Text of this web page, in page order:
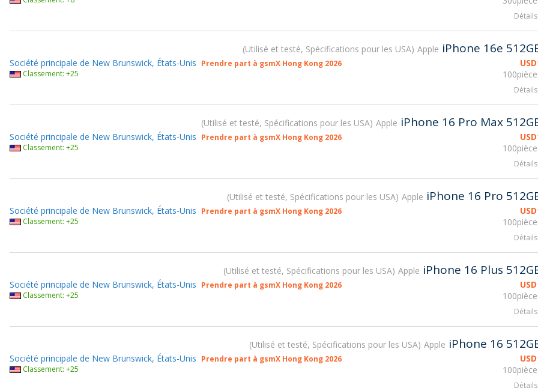
Détails
Utilisé et testé, Spécifications pour les USA Apple iPhone 16e
USD
Société principale de New Brunswick, États-Unis Prendre part à gsmX Hong Kong 2026
Classement: +25
Détails
Utilisé et testé, Spécifications pour les USA Apple iPhone 16 Pro Max
USD
Société principale de New Brunswick, États-Unis Prendre part à gsmX Hong Kong 2026
Classement: +25
Détails
Utilisé et testé, Spécifications pour les USA Apple iPhone 16 Pro
USD
Société principale de New Brunswick, États-Unis Prendre part à gsmX Hong Kong 2026
Classement: +25
Détails
Utilisé et testé, Spécifications pour les USA Apple iPhone 16 Plus
USD
Société principale de New Brunswick, États-Unis Prendre part à gsmX Hong Kong 2026
Classement: +25
Détails
Utilisé et testé, Spécifications pour les USA Apple iPhone 16
USD
Société principale de New Brunswick, États-Unis Prendre part à gsmX Hong Kong 2026
Classement: +25
Détails